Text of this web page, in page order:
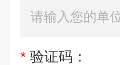
* 验证码：